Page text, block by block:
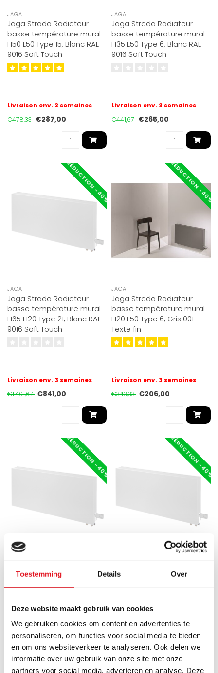
Toestemming Details Over
Deze website maakt gebruik van cookies
We gebruiken cookies om content en advertenties te
personaliseren, om functies voor social media te bieden
en om ons websiteverkeer te analyseren. Ook delen we
informatie over uw gebruik van onze site met onze
partners voor social media, adverteren en analyse. Deze
JAGA
Jaga Strada Radiateur
basse température mural
H50 L50 Type 15, Blanc RAL
9016 Soft Touch
Livraison env. 3 semaines
€478,33 €287,00
JAGA
Jaga Strada Radiateur
basse température mural
H35 L50 Type 6, Blanc RAL
9016 Soft Touch
Livraison env. 3 semaines
€441,67 €265,00
RÉDUCTION -40%
JAGA
Jaga Strada Radiateur
basse température mural
H65 L120 Type 21, Blanc RAL
9016 Soft Touch
Livraison env. 3 semaines
€1.401,67 €841,00
RÉDUCTION -40%
JAGA
Jaga Strada Radiateur
basse température mural
H20 L50 Type 6, Gris 001
Texte fin
Livraison env. 3 semaines
€343,33 €206,00
RÉDUCTION -40%
JAGA
Jaga Strada Radiateur
Livraison env. 3 semaines
€418,33 €251,00
RÉDUCTION -40%
JAGA
Jaga Strada Radiateur
Livraison env. 3 semaines
€685,00 €411,00